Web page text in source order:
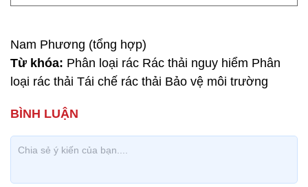
Nam Phương (tổng hợp)
Từ khóa: Phân loại rác Rác thải nguy hiểm Phân
loại rác thải Tái chế rác thải Bảo vệ môi trường